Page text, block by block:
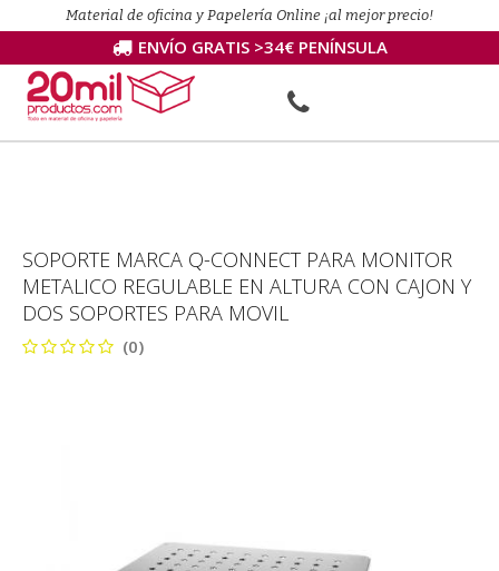
Material de oficina y Papelería Online ¡al mejor precio!
ENVÍO GRATIS >34€ PENÍNSULA
SOPORTE MARCA Q-CONNECT PARA MONITOR
METALICO REGULABLE EN ALTURA CON CAJON Y
DOS SOPORTES PARA MOVIL
(0)